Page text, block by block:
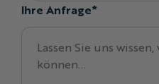
Ihre Anfrage*